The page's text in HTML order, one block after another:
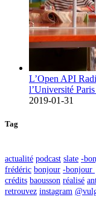
L’Open API
l’Université
2019-01-31
Tag
actualité podcast slate -
frédéric bonjour -bonjour
crédits baousson réalisé
retrouvez instagram